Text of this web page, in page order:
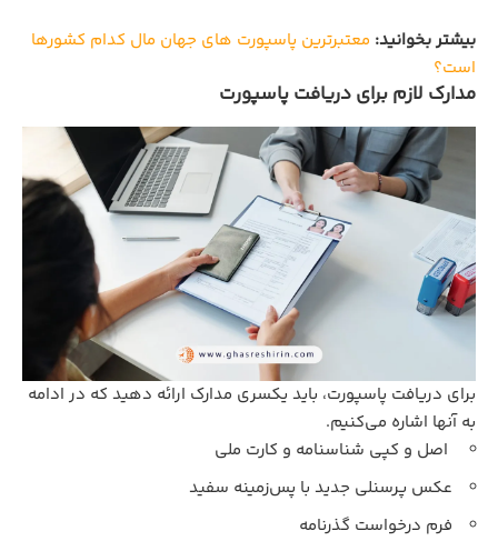
بیشتر بخوانید: معتبرترین پاسپورت های جهان مال کدام کشورها
است؟
مدارک لازم برای دریافت پاسپورت
برای دریافت پاسپورت، باید یکسری مدارک ارائه دهید که در ادامه
به آنها اشاره می‌کنیم.
اصل و کپی شناسنامه و کارت ملی
عکس پرسنلی جدید با پس‌زمینه سفید
فرم درخواست گذرنامه